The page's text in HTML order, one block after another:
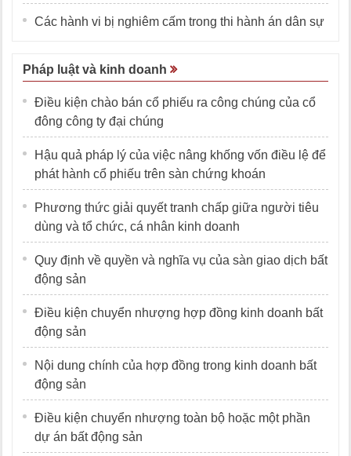
Các hành vi bị nghiêm cấm trong thi hành án dân sự
Pháp luật và kinh doanh
Điều kiện chào bán cổ phiếu ra công chúng của cổ
đông công ty đại chúng
Hậu quả pháp lý của việc nâng khống vốn điều lệ để
phát hành cổ phiếu trên sàn chứng khoán
Phương thức giải quyết tranh chấp giữa người tiêu
dùng và tổ chức, cá nhân kinh doanh
Quy định về quyền và nghĩa vụ của sàn giao dịch bất
động sản
Điều kiện chuyển nhượng hợp đồng kinh doanh bất
động sản
Nội dung chính của hợp đồng trong kinh doanh bất
động sản
Điều kiện chuyển nhượng toàn bộ hoặc một phần
dự án bất động sản